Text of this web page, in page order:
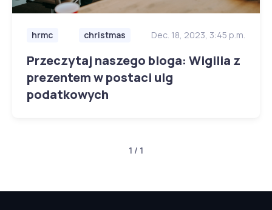
hrmc christmas Dec. 18, 2023, 3:45 p.m.
Przeczytaj naszego bloga: Wigilia z
prezentem w postaci ulg
podatkowych
1 / 1